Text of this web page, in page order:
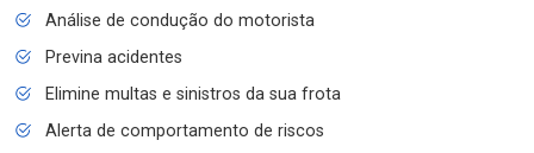
Análise de condução do motorista
Previna acidentes
Elimine multas e sinistros da sua frota
Alerta de comportamento de riscos